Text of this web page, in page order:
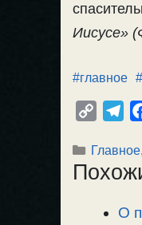
Иисусе»
#главное
p
y
l
e
r
Рубрики
Главное,
О